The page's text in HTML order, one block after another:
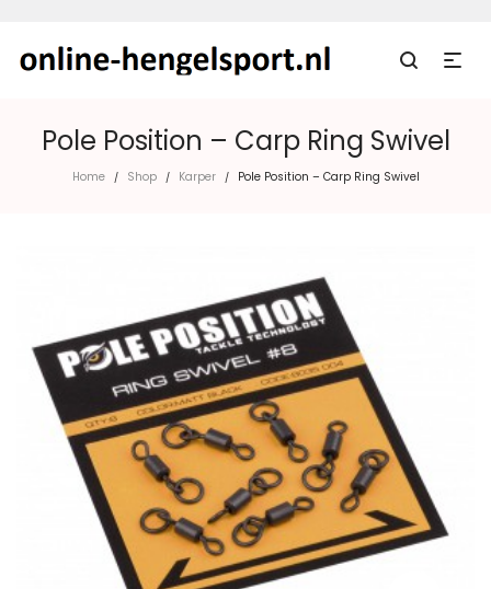
Pole Position – Carp Ring Swivel
Home / Shop / Karper / Pole Position – Carp Ring Swivel